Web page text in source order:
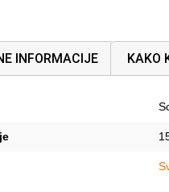
INFORMACIJE KAKO